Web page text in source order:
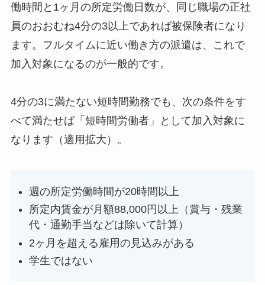
働時間と1ヶ月の所定労働日数が、同じ職場の正社
員のおおむね4分の3以上であれば被保険者になり
ます。フルタイムに近い働き方の派遣は、これで
加入対象になるのが一般的です。
4分の3に満たない短時間勤務でも、次の条件をす
べて満たせば「短時間労働者」として加入対象に
なります（適用拡大）。
週の所定労働時間が20時間以上
所定内賃金が月額88,000円以上（賞与・残業
代・通勤手当などは除いて計算）
2ヶ月を超える雇用の見込みがある
学生ではない